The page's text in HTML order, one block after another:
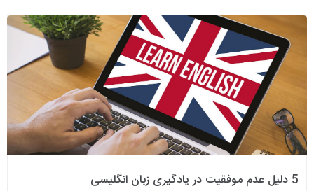
5 دلیل عدم موفقیت در یادگیری زبان انگلیسی